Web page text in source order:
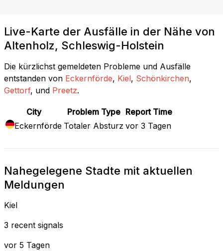
Live-Karte der Ausfälle in der Nähe von
Altenholz, Schleswig-Holstein
Die kürzlichst gemeldeten Probleme und Ausfälle
entstanden von Eckernförde, Kiel, Schönkirchen,
Gettorf, und Preetz.
City Problem Type Report Time
Eckernförde Totaler Absturz vor 3 Tagen
Nahegelegene Stadte mit aktuellen
Meldungen
Kiel
3 recent signals
vor 5 Tagen